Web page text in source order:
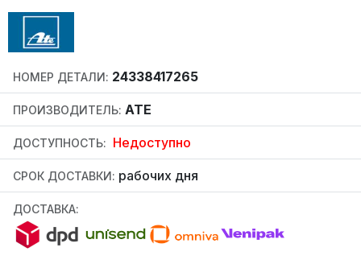
НОМЕР ДЕТАЛИ: 24338417265
ПРОИЗВОДИТЕЛЬ: ATE
ДОСТУПНОСТЬ: Недоступно
СРОК ДОСТАВКИ: рабочих дня
ДОСТАВКА: